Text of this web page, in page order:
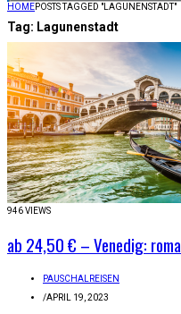
HOMEPOSTS TAGGED "LAGUNENSTADT"
Tag: Lagunenstadt
946 VIEWS
ab 24,50 € – Venedig:
PAUSCHALREISEN
/APRIL 19, 2023